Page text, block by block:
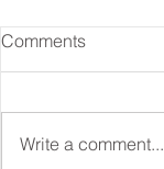
Comments
Write a comment...